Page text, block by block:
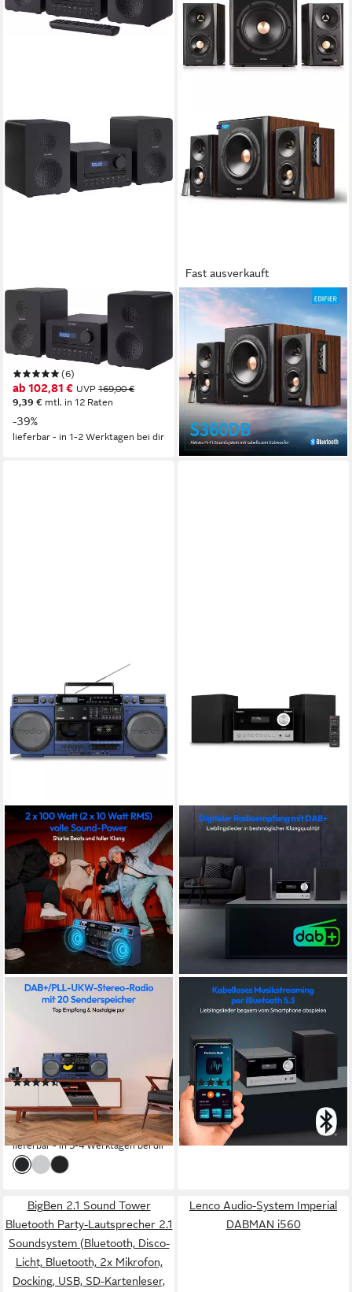
SHARP
Audio-System XL-B520D(BK)
(40 W, A2DP Bluetooth,
Bluetooth, AVRCP Bluetooth)
(6)
ab 102,81 € UVP 169,00 €
9,39 € mtl. in 12 Raten
-39%
lieferbar - in 1-2 Werktagen bei dir
Fast ausverkauft
EDIFIER®
S360DB 2.1 Soundsystem
155 W Gesamtleistung
19,3 kg
Gewicht
(3)
ab 349,00 € UVP
498,95 €
17,33 €mtl. in 24 Raten
-30%
lieferbar - in 2-3 Werktagen bei dir
MEDION®
Audio-System Retro
5.3, 80er, groß, USB, SD, CD,
Kassetten, MC, DAB+ Radio,
Bluetooth)
(25)
ab 169,95 € UVP
229,95 €
15,52 €mtl. in 12 Raten
-26%
lieferbar - in 3-4 Werktagen bei dir
MEDION®
Audio-System Micro-Audio-
System MEDION® LIFE®
E64088 (MD44090) (10 W,
Bluetooth 5.3, E64088)
(3)
ab 69,95 € UVP
-22%
lieferbar - in 3-4 Werktagen bei dir
BigBen 2.1 Sound Tower
Bluetooth Party-Lautsprecher 2.1
Soundsystem (Bluetooth, Disco-
Licht, Bluetooth, 2x Mikrofon,
Docking, USB, SD-Kartenleser,
Lenco Audio-System Imperial
DABMAN i560